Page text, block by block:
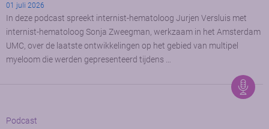
01 juli 2026
In deze podcast spreekt internist-hematoloog Jurjen Versluis met
internist-hematoloog Sonja Zweegman, werkzaam in het Amsterdam
UMC, over de laatste ontwikkelingen op het gebied van multipel
myeloom die werden gepresenteerd tijdens …
Podcast